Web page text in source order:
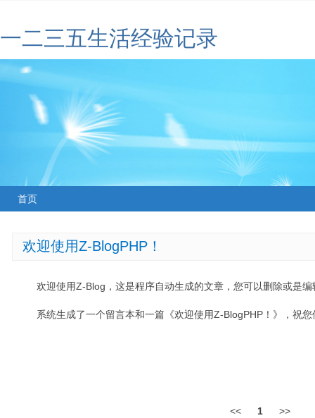
一二三五生活经验记录
首页
欢迎使用Z-BlogPHP！
欢迎使用Z-Blog，这是程序自动生成的文章，您可以删除或是编
系统生成了一个留言本和一篇《欢迎使用Z-BlogPHP！》，祝
<< 1 >>